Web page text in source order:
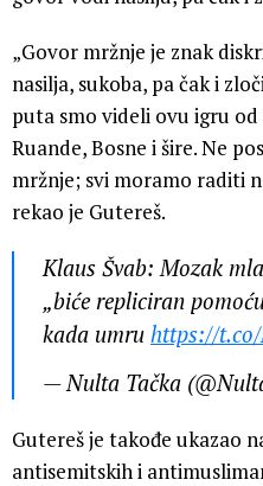
„Govor mržnje je znak
nasilja, sukoba, pa čak i
puta smo videli ovu igru
Ruande, Bosne i šire. Ne
mržnje; svi moramo raditi
rekao je Gutereš.
Klaus Švab: Mozak
„biće repliciran
kada umru https://t.co/
— Nulta Tačka
Gutereš je takođe ukazao
antisemitskih i